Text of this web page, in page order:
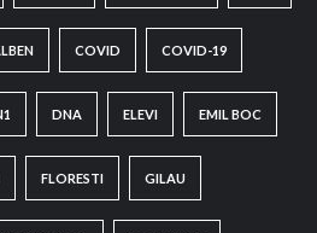
COVID COVID-19
DNA ELEVI EMIL BOC
FLORESTI GILAU